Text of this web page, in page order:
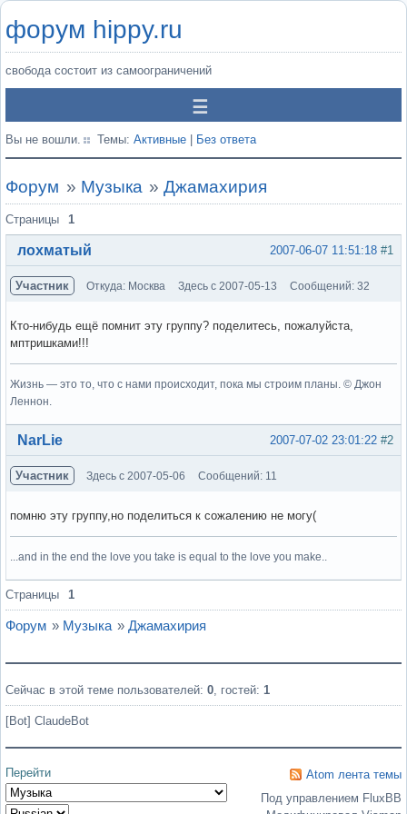
форум hippy.ru
свобода состоит из самоограничений
Вы не вошли. Темы: Активные Без ответа
Форум » Музыка »Джамахирия
Страницы 1
#1
2007-06-07 11:51:18
лохматый
Участник Откуда: Москва Здесь с 2007-05-13 Сообщений: 32
Кто-нибудь ещё помнит эту группу? поделитесь, пожалуйста,
мптришками!!!
Жизнь — это то, что с нами происходит, пока мы строим планы. © Джон
Леннон.
Вне форума #2
2007-07-02 23:01:22
NarLie
Участник Здесь с 2007-05-06 Сообщений: 11
помню эту группу,но поделиться к сожалению не могу(
...and in the end the love you take is equal to the love you make..
Вне форума
Страницы 1
Форум » Музыка » Джамахирия
Сейчас в этой теме пользователей: 0 , гостей: 1
[Bot] ClaudeBot
Перейти
Atom лента темы
Под управлением FluxBB